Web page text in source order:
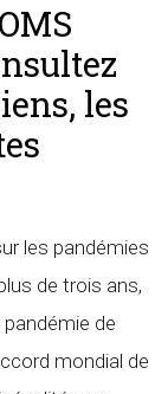
les
les pandémies
de trois ans,
de
mondial de